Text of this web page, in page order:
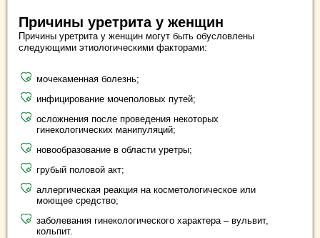
Причины уретрита у женщин
Причины уретрита у женщин могут быть обусловлены
следующими этиологическими факторами:
мочекаменная болезнь;
инфицирование мочеполовых путей;
осложнения после проведения некоторых
гинекологических манипуляций;
новообразование в области уретры;
грубый половой акт;
аллергическая реакция на косметологическое или
моющее средство;
заболевания гинекологического характера – вульвит,
кольпит.